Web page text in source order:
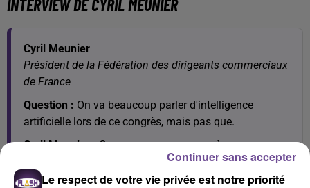
INTERVIEW DE CYRIL MEUNIER
Cyril Meunier
Président de la Fédération des dirigeants commerciaux
de France
Question : On va beaucoup parler d'intelligence
artificielle lors de ce congrès, mais pas que.
Cyril Meunier :Ce ne sera pas un congrès sur
l'intelligence artificielle, un énième congrès sur
l'intelligence artificielle.
Le respect de votre vie privée est notre priorité
Continuer sans accepter